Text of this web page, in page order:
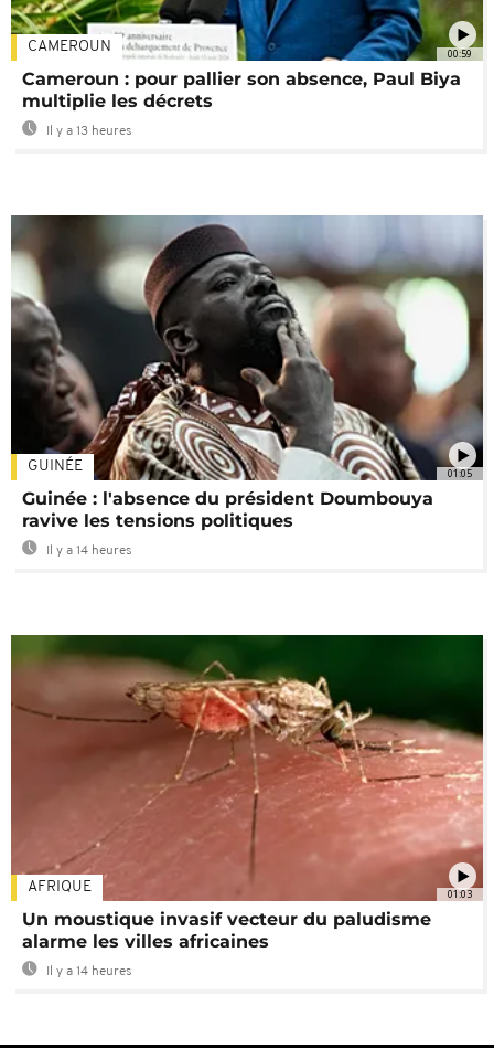
00:59
CAMEROUN
Cameroun : pour pallier son absence, Paul Biya
multiplie les décrets
Il y a 13 heures
01:05
GUINÉE
Guinée : l'absence du président Doumbouya
ravive les tensions politiques
Il y a 14 heures
01:03
AFRIQUE
Un moustique invasif vecteur du paludisme
alarme les villes africaines
Il y a 14 heures